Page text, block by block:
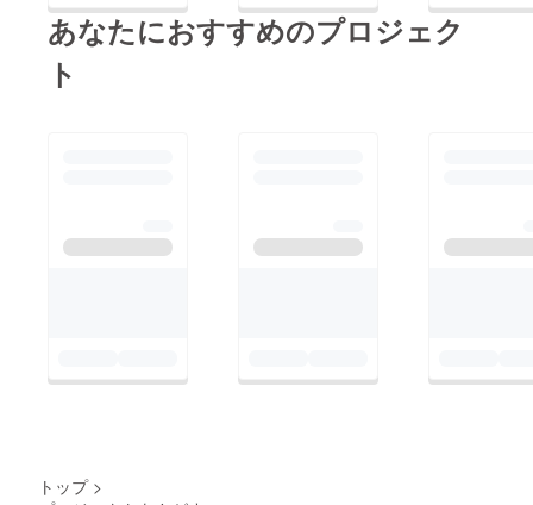
シェアリングサービ
ス」であり、クラウド
あなたにおすすめのプロジェク
ト
トップ >